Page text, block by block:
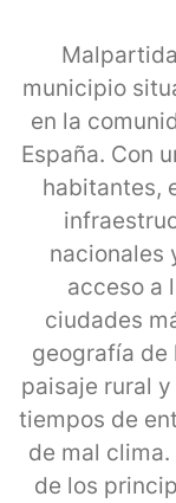
municipio
en la
España. Con
habitantes,
nacionales
acceso a
ciudades
geografía de
paisaje rural
tiempos de
de mal clima.
de los